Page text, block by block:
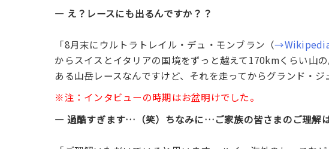
― え？レースにも出るんですか？？
「8月末にウルトラトレイル・デュ・モンブラン（
からスイスとイタリアの国境をずっと越えて170kmくらい山
ある山岳レースなんですけど、それを走ってからグランド・ジ
※注：インタビューの時期はお盆明けでした。
― 過酷すぎます…（笑）ちなみに…ご家族の皆さまのご理解